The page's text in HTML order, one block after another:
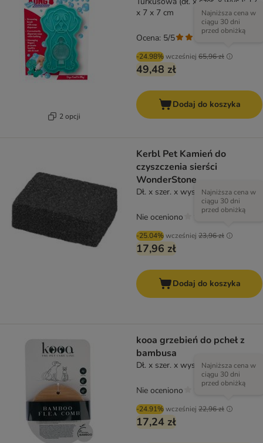
2 opcji
x 7 x 7 cm
-24.98%wcześniej 65,96 zł
Najniższa cena w
ciągu 30 dni
przed obniżką
49,48 zł
Ocena: 5/5
Dodaj do koszyka
Kerbl Pet Kamień do
czyszczenia sierści
WonderStone
Dł. x szer. x wys.: 11 x 10 x 4 cm
-25.04%wcześniej 23,96 zł
Najniższa cena w
ciągu 30 dni
przed obniżką
17,96 zł
Nie oceniono
Dodaj do koszyka
kooa grzebień do pcheł z
bambusa
Dł. x szer. x wys.: 10 x 6,7 x 1 cm
-24.91%wcześniej 22,96 zł
Najniższa cena w
ciągu 30 dni
przed obniżką
17,24 zł
Nie oceniono